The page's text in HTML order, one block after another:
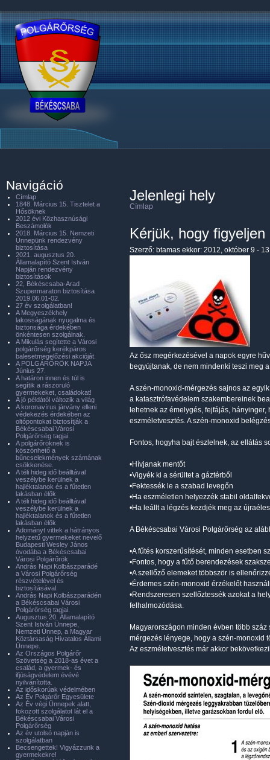
Jelenlegi hely
Címlap
Kérjük, hogy
Szerző: btamas ekkor: 2012, október 9 -
Az ősz megérkezésével a napok egyre
begyújtanak, de nem mindenki teszi meg
A szén-monoxid-mérgezés sajnos az
a katasztrófavédelem szakembereinek
lehetnek az émelygés, fejfájás,
eszméletvesztés. A szén-monoxid
Fontos, hogyha bajt észlelnek, az ellátás
•Hívjanak mentőt
•Vigyék ki a sérültet a gáztérből
•Fektessék le a szabad levegőn
•Ha eszméletlen helyezzék stabil
•Ha leállt a légzés kezdjék meg az
A Békéscsabai Városi Polgárőrség az
•A fűtés korszerűsítését, minden esetben
•Fontos, hogy a fűtő berendezések
•A szellőző elemeket többször is
•Érdemes szén-monoxid érzékelőt
•Rendszeresen szellőztessék azokat a
felhalmozódása.
Magyarországon minden évben több
mérgezés lényege, hogy a szén-monoxid
Az eszméletvesztés már akkor
Navigáció
Címlap
1848. Március 15. Tisztelet a
Hősöknek
2012 évi Közhasznúsági
Beszámolók
2018. Március 15. Nemzeti
Ünnepünk rendezvény
biztosítása
2021. augusztus 20.
Államalapító Szent István
Napján rendezvény
biztosítások
22, Békéscsaba-Arad
Szupermaraton biztosítása
2019.06.01-02.
27 év szolgálatban!
A Megyeszékhely
lakosságának nyugalma és
biztonsága érdekében
önkéntesen szolgálnak.
A Mikulás segítette a Városi
polgárőrség kerékpáros
balesetmegelőzési akcióját.
A POLGÁRŐRÖK NAPJA
Június 27.
A határon innen és túl is
segítik a rászoruló
gyermekeket, családokat!
A jó példától változik a világ
A koronavírus járvány elleni
védekezés érdekében az
oltópontokat biztosítják a
Békéscsabai Városi
Polgárőrség tagjai.
A polgárőröknek is
köszönhető a
bűncselekmények számának
csökkenése.
A téli hideg idő beálltával
veszélybe kerülnek a
hajléktalanok és a fűtetlen
lakásban élők
A téli hideg idő beálltával
veszélybe kerülnek a
hajléktalanok és a fűtetlen
lakásban élők
Adományt vittek a hátrányos
helyzetű gyermekeket nevelő
Budapesti Wesley János
óvodába a Békéscsabai
Városi Polgárőrök
András Napi Kolbászparádé
a Városi Polgárőrség
részvételével és
biztosításával.
András Napi Kolbászparádén
a Békéscsabai Városi
Polgárőrség tagjai.
Augusztus 20. Államalapító
Szent István Ünnepe,
Nemzeti Ünnep, a Magyar
Köztársaság Hivatalos Állami
Ünnepe.
Az Országos Polgárőr
Szövetség a 2018-as évet a
család, a gyermek- és
ifjúságvédelem évévé
nyilvánította.
Az időskorúak védelmében
Az Év Polgárőr Egyesülete
Az Év végi Ünnepek alatt,
fokozott szolgálatot lát el a
Békéscsabai Városi
Polgárőrség
Az év utolsó napján is
szolgálatban
Becsengettek! Vigyázzunk a
gyermekekre!